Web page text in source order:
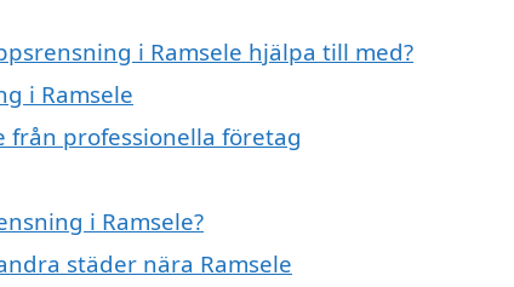
i Ramsele hjälpa till med?
i Ramsele
från professionella företag
i Ramsele?
städer nära Ramsele